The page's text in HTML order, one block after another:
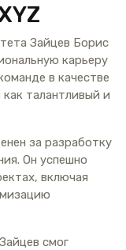
Зайцев Борис
карьеру
в качестве
талантливый и
за разработку
Он успешно
включая
смог